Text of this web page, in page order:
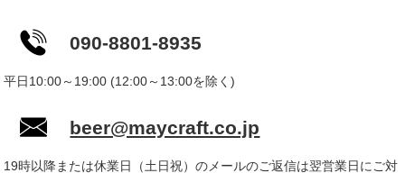
090-8801-8935
平日10:00～19:00 (12:00～13:00を除く)
beer@maycraft.co.jp
19時以降または休業日（土日祝）のメールのご返信は翌営業日にご対